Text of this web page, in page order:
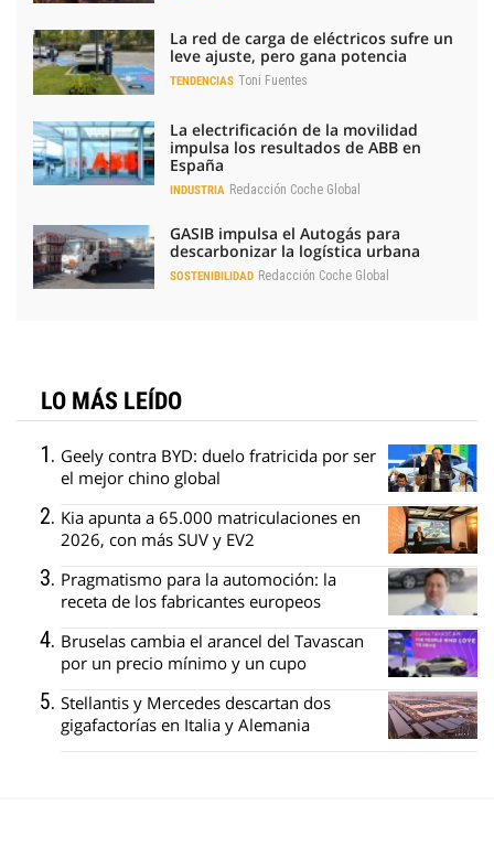
La red de carga de eléctricos sufre un
leve ajuste, pero gana potencia
TENDENCIAS Toni Fuentes
La electrificación de la movilidad
impulsa los resultados de ABB en
España
INDUSTRIA Redacción Coche Global
GASIB impulsa el Autogás para
descarbonizar la logística urbana
SOSTENIBILIDAD Redacción Coche Global
LO MÁS LEÍDO
Geely contra BYD: duelo fratricida por ser
el mejor chino global
Kia apunta a 65.000 matriculaciones en
2026, con más SUV y EV2
Pragmatismo para la automoción: la
receta de los fabricantes europeos
Bruselas cambia el arancel del Tavascan
por un precio mínimo y un cupo
Stellantis y Mercedes descartan dos
gigafactorías en Italia y Alemania